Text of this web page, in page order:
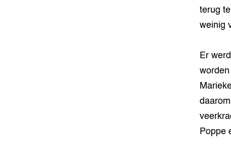
terug
weinig
Er
Poppe